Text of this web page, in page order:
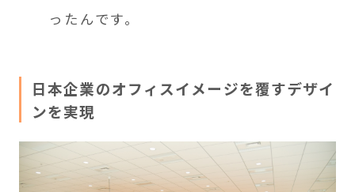
ったんです。
日本企業のオフィスイメージを覆すデザイ
ンを実現